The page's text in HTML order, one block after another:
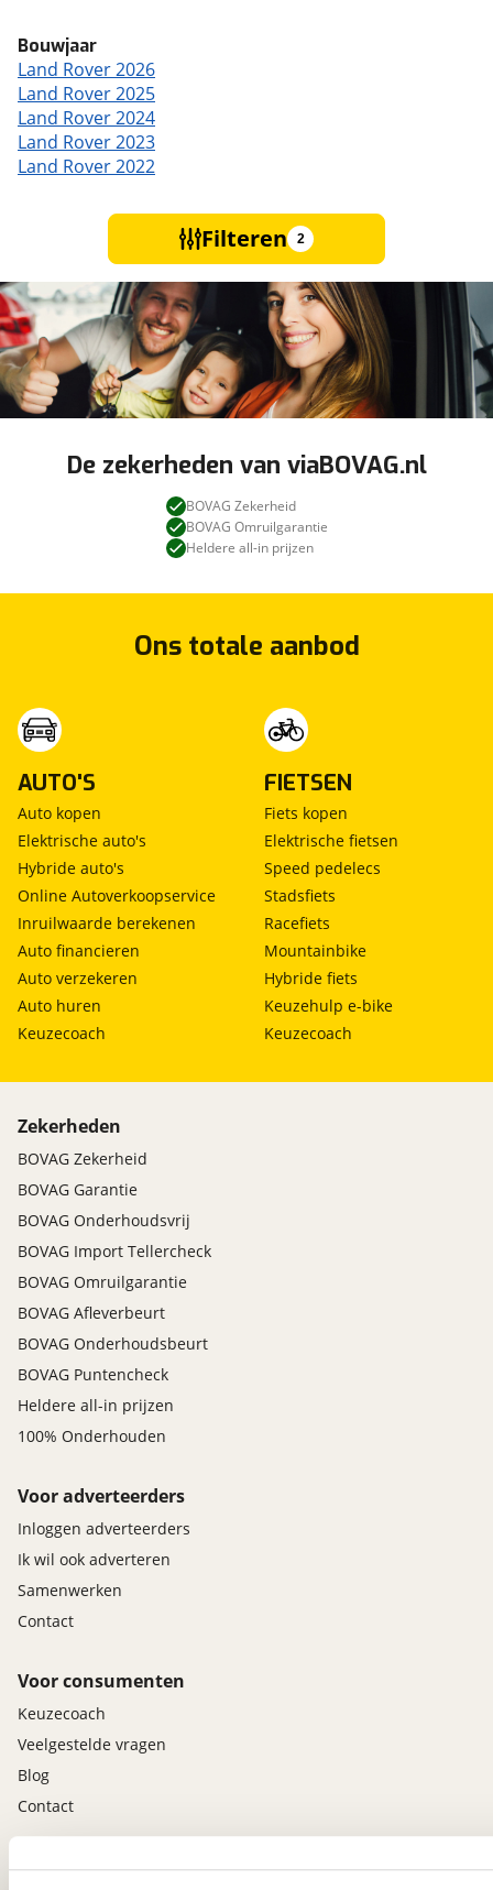
Bouwjaar
Land Rover 2026
Land Rover 2025
Land Rover 2024
Land Rover 2023
Land Rover 2022
Filteren 2
De zekerheden van viaBOVAG.nl
BOVAG Zekerheid
BOVAG Omruilgarantie
Heldere all-in prijzen
Ons totale aanbod
AUTO'S
Auto kopen
Elektrische auto's
Hybride auto's
Online Autoverkoopservice
Inruilwaarde berekenen
Auto financieren
Auto verzekeren
Auto huren
Keuzecoach
FIETSEN
Fiets kopen
Elektrische fietsen
Speed pedelecs
Stadsfiets
Racefiets
Mountainbike
Hybride fiets
Keuzehulp e-bike
Keuzecoach
Zekerheden
BOVAG Zekerheid
BOVAG Garantie
BOVAG Onderhoudsvrij
BOVAG Import Tellercheck
BOVAG Omruilgarantie
BOVAG Afleverbeurt
BOVAG Onderhoudsbeurt
BOVAG Puntencheck
Heldere all-in prijzen
100% Onderhouden
Voor adverteerders
Inloggen adverteerders
Ik wil ook adverteren
Samenwerken
Contact
Voor consumenten
Keuzecoach
Veelgestelde vragen
Blog
Contact
viaBOVAG.nl app